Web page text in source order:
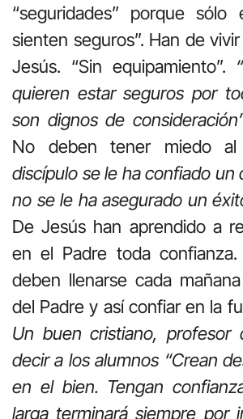
“seguridades” porque sólo
sienten seguros”. Han de
Jesús. “Sin equipamiento”.
quieren estar seguros por
son dignos de
No deben tener miedo al
discípulo se le ha confiado un
no se le ha asegurado un
De Jesús han aprendido a
en el Padre toda confianza.
deben llenarse cada
del Padre y así confiar en la
Un buen cristiano, profesor
decir a los alumnos “Crean
en el bien. Tengan
larga terminará siempre por